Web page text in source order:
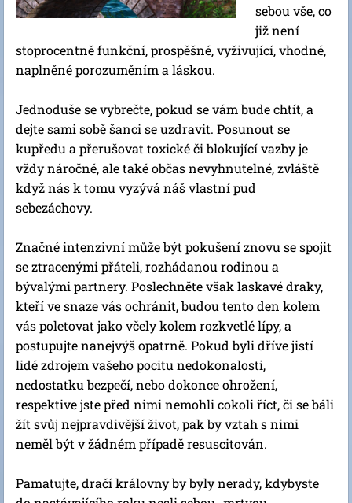
sebou vše, co
již není
stoprocentně funkční, prospěšné, vyživující, vhodné,
naplněné porozuměním a láskou.
Jednoduše se vybrečte, pokud se vám bude chtít, a
dejte sami sobě šanci se uzdravit. Posunout se
kupředu a přerušovat toxické či blokující vazby je
vždy náročné, ale také občas nevyhnutelné, zvláště
když nás k tomu vyzývá náš vlastní pud
sebezáchovy.
Značné intenzivní může být pokušení znovu se spojit
se ztracenými přáteli, rozhádanou rodinou a
bývalými partnery. Poslechněte však laskavé draky,
kteří ve snaze vás ochránit, budou tento den kolem
vás poletovat jako včely kolem rozkvetlé lípy, a
postupujte nanejvýš opatrně. Pokud byli dříve jistí
lidé zdrojem vašeho pocitu nedokonalosti,
nedostatku bezpečí, nebo dokonce ohrožení,
respektive jste před nimi nemohli cokoli říct, či se báli
žít svůj nejpravdivější život, pak by vztah s nimi
neměl být v žádném případě resuscitován.
Pamatujte, dračí královny by byly nerady, kdybyste